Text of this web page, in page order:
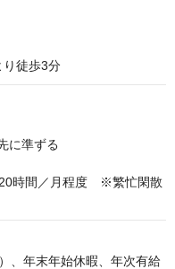
り徒歩3分
に準ずる
時間／月程度　※繁忙閑散
、年末年始休暇、年次有給